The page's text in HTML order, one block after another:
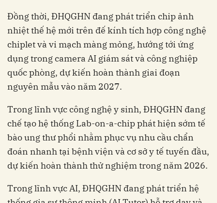
Đồng thời, ĐHQGHN đang phát triển chip ảnh
nhiệt thế hệ mới trên đế kính tích hợp công nghệ
chiplet và vi mạch màng mỏng, hướng tới ứng
dụng trong camera AI giám sát và công nghiệp
quốc phòng, dự kiến hoàn thành giai đoạn
nguyên mẫu vào năm 2027.
Trong lĩnh vực công nghệ y sinh, ĐHQGHN đang
chế tạo hệ thống Lab-on-a-chip phát hiện sớm tế
bào ung thư phổi nhằm phục vụ nhu cầu chẩn
đoán nhanh tại bệnh viện và cơ sở y tế tuyến đầu,
dự kiến hoàn thành thử nghiệm trong năm 2026.
Trong lĩnh vực AI, ĐHQGHN đang phát triển hệ